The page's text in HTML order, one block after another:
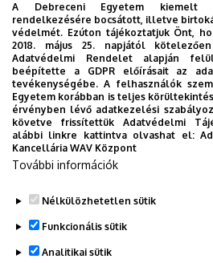
2026. augusztus 7.
Univerzum: A
titkos receptjei
KUTATÁS TUDOMÁNY
A Debreceni Egyetem kiemelt
rendelkezésére bocsátott, illetve
védelmét. Ezúton tájékoztatjuk Önt,
2018. május 25. napjától
Adatvédelmi Rendelet alapján
beépítette a GDPR előírásait az
tevékenységébe. A felhasználók
Egyetem korábban is teljes
érvényben lévő adatkezelési
követve frissítettük Adatvédelmi
alábbi linkre kattintva olvashat el:
Kancellária WAV Központ
További információk
Nélkülözhetetlen sütik
Funkcionális sütik
Analitikai sütik